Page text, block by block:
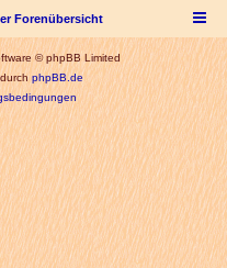
Forenübersicht
© phpBB Limited
phpBB.de